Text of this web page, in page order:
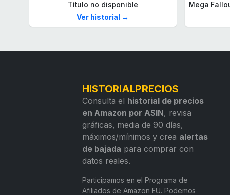
Título no disponible
Ver historial →
HISTORIALPRECIOS
Consulta el historial de precios
en Amazon por ASIN, revisa
gráficas, media de 90 días,
máximos/mínimos y crea alertas
de bajada para comprar con
datos reales.
Participamos en el Programa de
Afiliados de Amazon EU. Podemos